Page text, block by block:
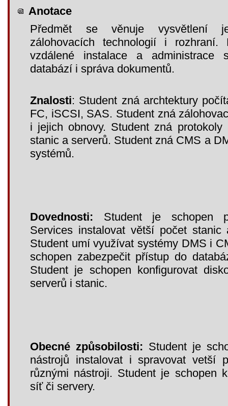
Anotace
Předmět se věnuje vysvětlení
zálohovacích technologií i
vzdálené instalace a administrace
databází i správa dokumentů.
Znalosti: Student zná archtektury
FC, iSCSI, SAS. Student zná
i jejich obnovy. Student zná
stanic a serverů. Student zná CMS a
systémů.
Dovednosti: Student je schopen
Services instalovat větší počet
Student umí využívat systémy DMS i
schopen zabezpečit přístup do
Student je schopen konfigurovat
serverů i stanic.
Obecné způsobilosti: Student je
nástrojů instalovat i spravovat vetší
různými nástroji. Student je schopen
síť či servery.